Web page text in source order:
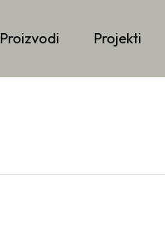
Proizvodi Projekti